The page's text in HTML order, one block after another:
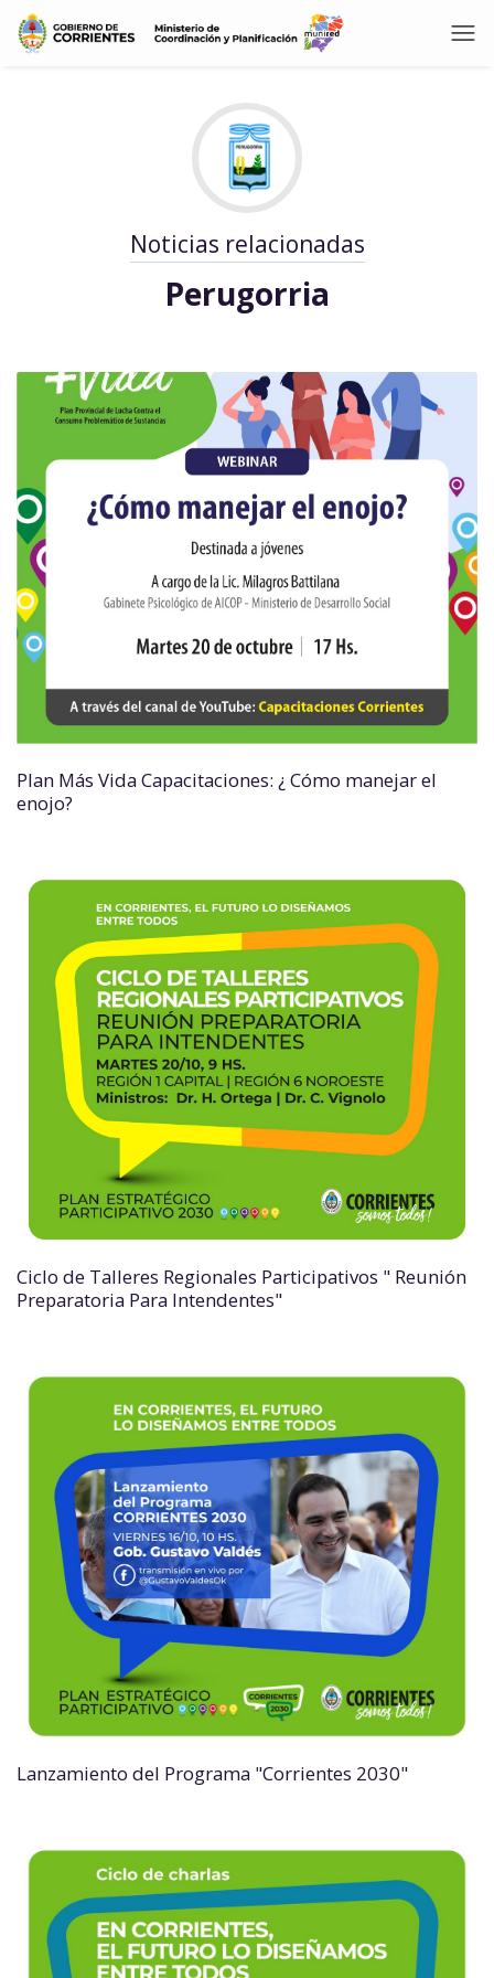
Noticias relacionadas
Perugorria
Plan Más Vida Capacitaciones: ¿ Cómo manejar el
enojo?
Ciclo de Talleres Regionales Participativos " Reunión
Preparatoria Para Intendentes"
Lanzamiento del Programa "Corrientes 2030"